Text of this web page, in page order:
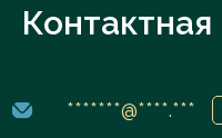
*******@****.***